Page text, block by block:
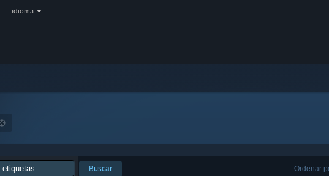
idioma
Ordenar
Buscar